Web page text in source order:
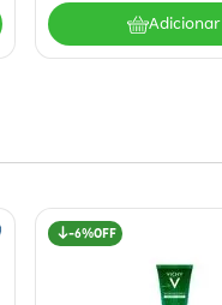
Adicionar
6%